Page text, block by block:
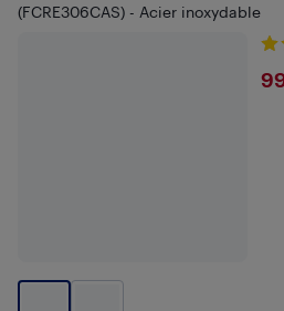
(FCRE306CAS) - Acier inoxydable